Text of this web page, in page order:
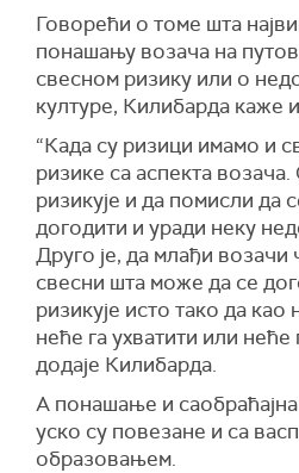
Говорећи о томе шта
понашању возача на
свесном ризику или о
културе, Килибарда каже
“Када су ризици имамо и
ризике са аспекта
ризикује и да помисли да
догодити и уради неку
Друго је, да млађи возачи
свесни шта може да се
ризикује исто тако да као
неће га ухватити или неће
додаје Килибарда.
А понашање и саобраћајна
уско су повезане и са
образовањем.